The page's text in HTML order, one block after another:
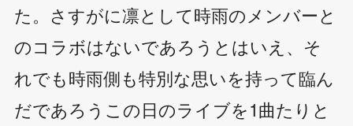
た。さすがに凛として時雨のメンバーと
のコラボはないであろうとはいえ、そ
れでも時雨側も特別な思いを持って臨ん
だであろうこの日のライブを1曲たりと